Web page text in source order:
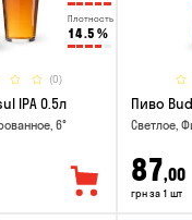
Плотность
14.5 %
(0)
IPA 0.5л
6°
Пиво
Светлое,
87,00
грн за 1 шт